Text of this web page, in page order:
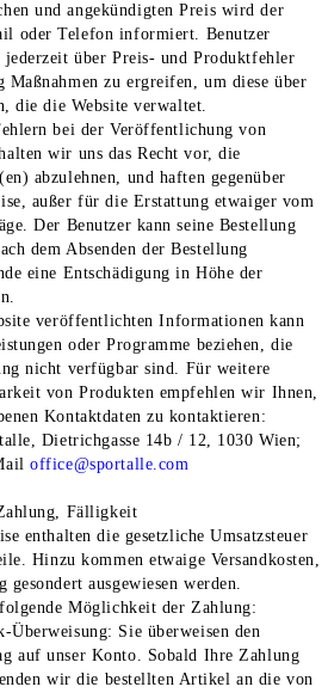
und angekündigten Preis wird der
oder Telefon informiert. Benutzer
jederzeit über Preis- und Produktfehler
zu ergreifen, um diese über
die die Website verwaltet.
bei der Veröffentlichung von
wir uns das Recht vor, die
abzulehnen, und haften gegenüber
außer für die Erstattung etwaiger vom
Der Benutzer kann seine Bestellung
dem Absenden der Bestellung
eine Entschädigung in Höhe der
veröffentlichten Informationen kann
oder Programme beziehen, die
nicht verfügbar sind. Für weitere
von Produkten empfehlen wir Ihnen,
Kontaktdaten zu kontaktieren:
Dietrichgasse 14b / 12, 1030 Wien;
office@sportalle.com
Fälligkeit
enthalten die gesetzliche Umsatzsteuer
Hinzu kommen etwaige Versandkosten,
ausgewiesen werden.
Möglichkeit der Zahlung:
Überweisung: Sie überweisen den
auf unser Konto. Sobald Ihre Zahlung
wir die bestellten Artikel an die von